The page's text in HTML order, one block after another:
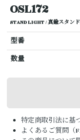
OSL172
STAND LIGHT / 真鍮スタン
型番
数量
特定商取引法に基
よくあるご質問（